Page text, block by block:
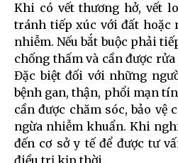
Khi có vết thương hở, vết
tránh tiếp xúc với đất hoặc
nhiễm. Nếu bắt buộc phải
chống thấm và cần được
Đặc biệt đối với những
bệnh gan, thận, phổi mạn
cần được chăm sóc, bảo vệ
ngừa nhiễm khuẩn. Khi
đến cơ sở y tế để được tư